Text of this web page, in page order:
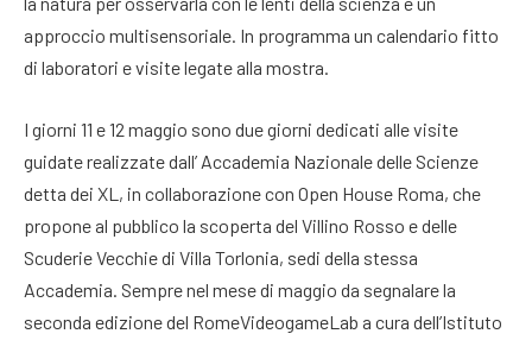
approccio multisensoriale. In programma un calendario fitto
di laboratori e visite legate alla mostra.
I giorni 11 e 12 maggio sono due giorni dedicati alle visite
guidate realizzate dall’ Accademia Nazionale delle Scienze
detta dei XL, in collaborazione con Open House Roma, che
propone al pubblico la scoperta del Villino Rosso e delle
Scuderie Vecchie di Villa Torlonia, sedi della stessa
Accademia. Sempre nel mese di maggio da segnalare la
seconda edizione del RomeVideogameLab a cura dell’Istituto